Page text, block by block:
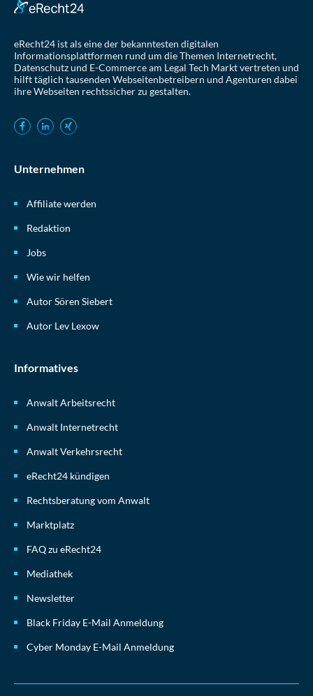
eRecht24 ist als eine der bekanntesten digitalen
Informationsplattformen rund um die Themen Internetrecht,
Datenschutz und E-Commerce am Legal Tech Markt vertreten und
hilft täglich tausenden Webseitenbetreibern und Agenturen dabei
ihre Webseiten rechtssicher zu gestalten.
Unternehmen
Affiliate werden
Redaktion
Jobs
Wie wir helfen
Autor Sören Siebert
Autor Lev Lexow
Informatives
Anwalt Arbeitsrecht
Anwalt Internetrecht
Anwalt Verkehrsrecht
eRecht24 kündigen
Rechtsberatung vom Anwalt
Marktplatz
FAQ zu eRecht24
Mediathek
Newsletter
Black Friday E-Mail Anmeldung
Cyber Monday E-Mail Anmeldung